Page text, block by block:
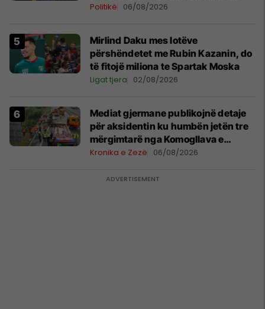
rëndë kushtetuese
Politikë 06/08/2026
Mirlind Daku mes lotëve
përshëndetet me Rubin Kazanin, do
të fitojë miliona te Spartak Moska
Ligat tjera 02/08/2026
Mediat gjermane publikojnë detaje
për aksidentin ku humbën jetën tre
mërgimtarë nga Komogllava e
Ferizajt
Kronika e Zezë 06/08/2026